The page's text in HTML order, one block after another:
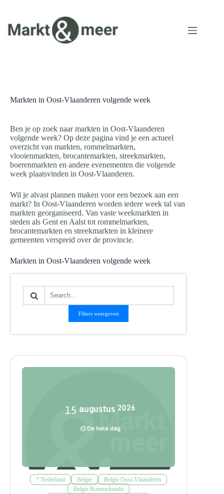
de
inhoud
Markten in Oost-Vlaanderen volgende week
Ben je op zoek naar markten in Oost-Vlaanderen
volgende week? Op deze pagina vind je een actueel
overzicht van markten, rommelmarkten,
vlooienmarkten, brocantemarkten, streekmarkten,
boerenmarkten en andere evenementen die volgende
week plaatsvinden in Oost-Vlaanderen.
Wil je alvast plannen maken voor een bezoek aan een
markt? In Oost-Vlaanderen worden iedere week tal van
markten georganiseerd. Van vaste weekmarkten in
steden als Gent en Aalst tot rommelmarkten,
brocantemarkten en streekmarkten in kleinere
gemeenten verspreid over de provincie.
Markten in Oost-Vlaanderen volgende week
Filters weergeven
15 augustus 2026
De hele dag
* Nederland Belgie
Belgie Oost-Vlaanderen
Belgie Rommelmarkt